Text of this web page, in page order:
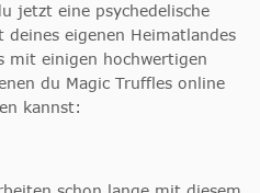
jetzt eine psychedelische
eigenen Heimatlandes
mit einigen hochwertigen
du Magic Truffles online
kannst: